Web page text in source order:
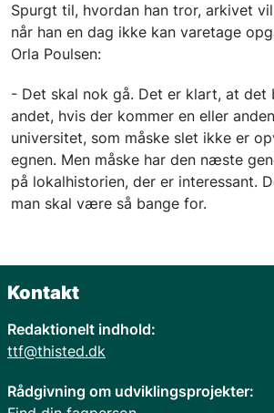
Spurgt til, hvordan han tror, arkivet
når han en dag ikke kan varetage
Orla Poulsen:
- Det skal nok gå. Det er klart, at det
andet, hvis der kommer en eller
universitet, som måske slet ikke er
egnen. Men måske har den næste
på lokalhistorien, der er interessant.
man skal være så bange for.
Kontakt
Redaktionelt indhold:
ttf@thisted.dk
Rådgivning om udviklingsprojekter: